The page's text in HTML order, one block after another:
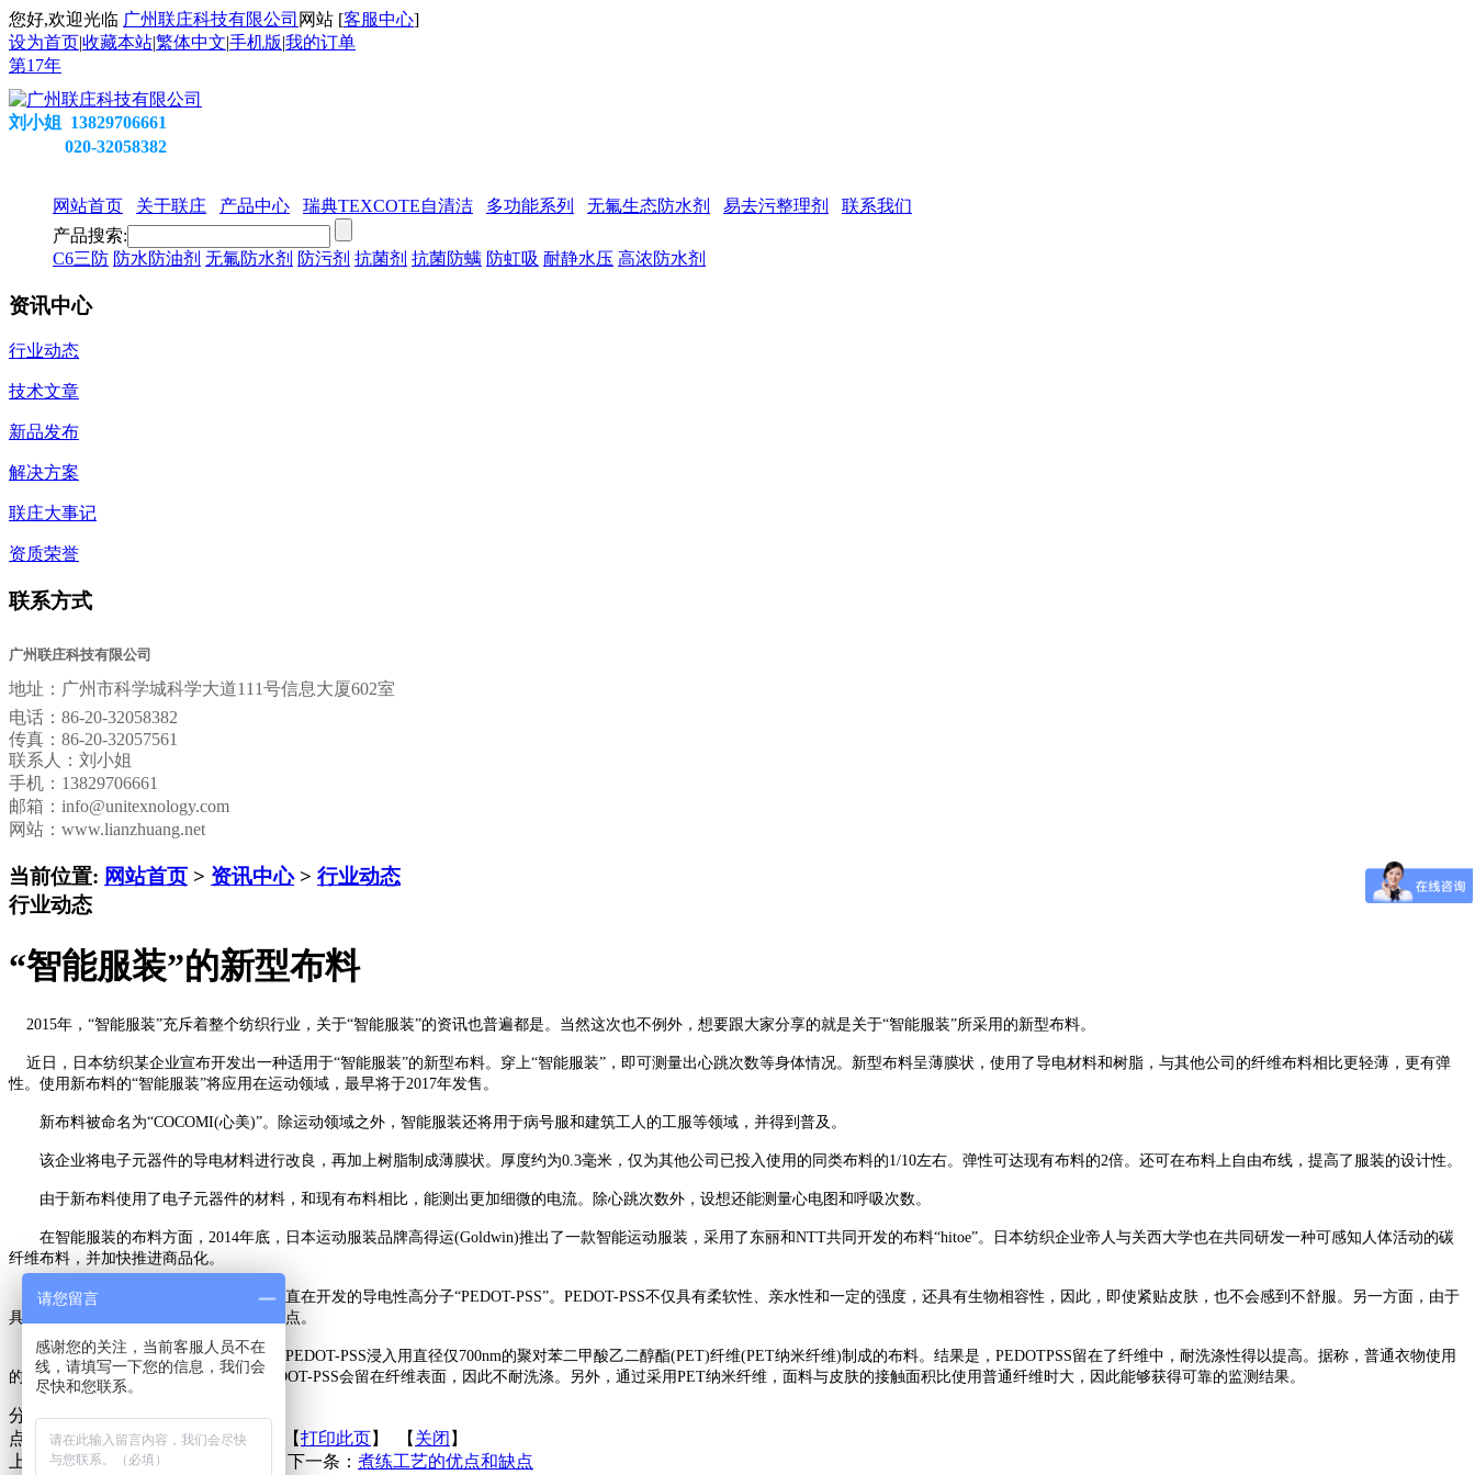
您好,欢迎光临 广州联庄科技有限公司 网站 [客服中心]
设为首页|收藏本站|繁体中文|手机版|我的订单
第17年
刘小姐 13829706661
020-32058382
网站首页 关于联庄 产品中心 瑞典TEXCOTE自清洁 多功能系列 无氟生态防水剂 易去污整理剂
联系我们
产品搜索:
C6三防 防水防油剂 无氟防水剂 防污剂 抗菌剂 抗菌防螨 防虹吸 耐静水压 高浓防水剂
资讯中心
行业动态
技术文章
新品发布
解决方案
联庄大事记
资质荣誉
联系方式
广州联庄科技有限公司
地址： 广州市科学城科学大道111号信息大厦602室
电话： 86-20-32058382
传真： 86-20-32057561
联系人：刘小姐
手机：13829706661
邮箱： info@unitexnology.com
网站：www.lianzhuang.net
当前位置: 网站首页 > 资讯中心> 行业动态
行业动态
“智能服装”的新型布料
2015年，“智能服装”充斥着整个纺织行业，关于“智能服装”的资讯也普遍都是。当然这次也不例外，想要跟大家分享的就是关于“智能服装”所采用的新型布料。
近日，日本纺织某企业宣布开发出一种适用于“智能服装”的新型布料。穿上“智能服装”，即可测量出心跳次数等身体情况。新型布料呈薄膜状，使用了导电材料和树脂，与其他公司的纤维布料相比更轻薄，更有弹
性。使用新布料的“智能服装”将应用在运动领域，最早将于2017年发售。
新布料被命名为“COCOMI(心美)”。除运动领域之外，智能服装还将用于病号服和建筑工人的工服等领域，并得到普及。
该企业将电子元器件的导电材料进行改良，再加上树脂制成薄膜状。厚度约为0.3毫米，仅为其他公司已投入使用的同类布料的1/10左右。弹性可达现有布料的2倍。还可在布料上自由布线，提高了服装的设计性。
由于新布料使用了电子元器件的材料，和现有布料相比，能测出更加细微的电流。除心跳次数外，设想还能测量心电图和呼吸次数。
在智能服装的布料方面，2014年底，日本运动服装品牌高得运(Goldwin)推出了一款智能运动服装，采用了东丽和NTT共同开发的布料“hitoe”。日本纺织企业帝人与关西大学也在共同研发一种可感知人体活动的碳
纤维布料，并加快推进商品化。
其中，hitoe的基础技术是NTT以前一直在开发的导电性高分子“PEDOT-PSS”。PEDOT-PSS不仅具有柔软性、亲水性和一定的强度，还具有生物相容性，因此，即使紧贴皮肤，也不会感到不舒服。另一方面，由于
具有亲水性，因此有洗涤后容易脱落的缺点。
东丽的纳米纤维解决了这个问题：将PEDOT-PSS浸入用直径仅700nm的聚对苯二甲酸乙二醇酯(PET)纤维(PET纳米纤维)制成的布料。结果是，PEDOTPSS留在了纤维中，耐洗涤性得以提高。据称，普通衣物使用
的PET纤维的直径为15μm左右，这样PEDOT-PSS会留在纤维表面，因此不耐洗涤。另外，通过采用PET纳米纤维，面料与皮肤的接触面积比使用普通纤维时大，因此能够获得可靠的监测结果。
分享到：
点击次数：更新时间：2015-08-24 【打印此页 】 【 关闭 】
上一条：为何C6防水效果不如C8？ 下一条： 煮练工艺的优点和缺点
请您留言
感谢您的关注，当前客服人员不在
线，请填写一下您的信息，我们会
尽快和您联系。